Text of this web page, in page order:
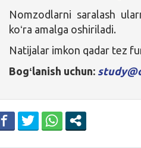
Nomzodlarni saralash
koʻra amalga oshiriladi.
Natijalar imkon qadar tez
Bogʻlanish uchun: